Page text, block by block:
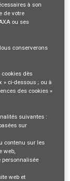
- 02
recherche
à son
de votre
ou ses
conserverons
dès
ci-dessous ; ou à
des cookies »
suivantes :
sur
contenu sur les
web,
personnalisée
web et